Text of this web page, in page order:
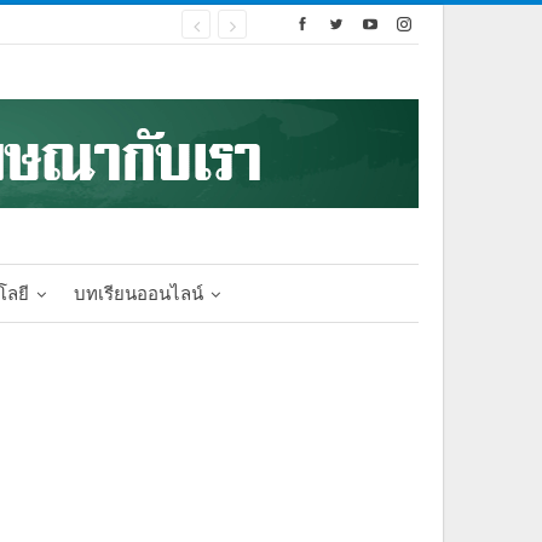
ลยี บทเรียนออนไลน์